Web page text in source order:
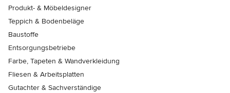
Produkt- & Möbeldesigner
Teppich & Bodenbeläge
Baustoffe
Entsorgungsbetriebe
Farbe, Tapeten & Wandverkleidung
Fliesen & Arbeitsplatten
Gutachter & Sachverständige